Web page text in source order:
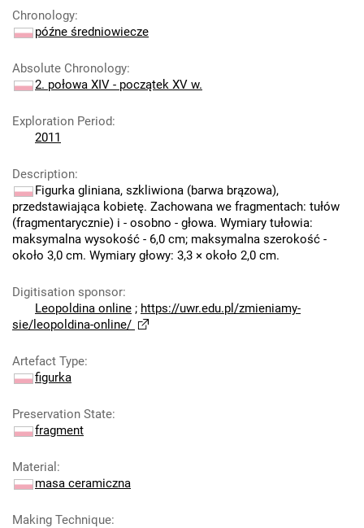
Chronology:
późne średniowiecze
Absolute Chronology:
2. połowa XIV - początek XV w.
Exploration Period:
2011
Description:
Figurka gliniana, szkliwiona (barwa brązowa),
przedstawiająca kobietę. Zachowana we fragmentach: tułów
(fragmentarycznie) i - osobno - głowa. Wymiary tułowia:
maksymalna wysokość - 6,0 cm; maksymalna szerokość -
około 3,0 cm. Wymiary głowy: 3,3 × około 2,0 cm.
Digitisation sponsor:
Leopoldina online ; https://uwr.edu.pl/zmieniamy-
sie/leopoldina-online/
Artefact Type:
figurka
Preservation State:
fragment
Material :
masa ceramiczna
Making Technique: